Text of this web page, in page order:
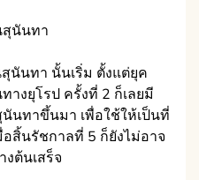
สุนันทา
นันทา นั้นเริ่ม ตั้งแต่ยุค
างยุโรป ครั้งที่ 2 ก็เลยมี
นทาขึ้นมา เพื่อใช้ให้เป็นที่
สิ้นรัชกาลที่ 5 ก็ยังไม่อาจ
ต้นเสร็จ